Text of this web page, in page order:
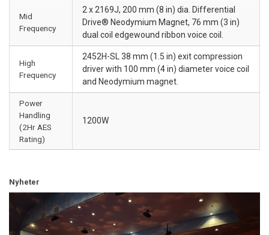
Mid
Frequency
2 x 2169J, 200 mm (8 in) dia. Differential
Drive® Neodymium Magnet, 76 mm (3 in)
dual coil edgewound ribbon voice coil.
High
Frequency
2452H-SL 38 mm (1.5 in) exit compression
driver with 100 mm (4 in) diameter voice coil
and Neodymium magnet.
Power
Handling
(2Hr AES
Rating)
1200W
Nyheter